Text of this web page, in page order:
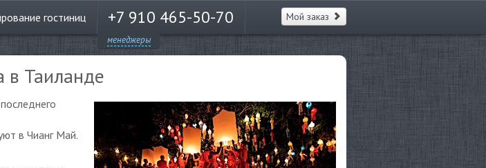
гостиниц +7 910 465-50-70
менеджеры
Мой заказ
в Таиланде
в Чианг Май.